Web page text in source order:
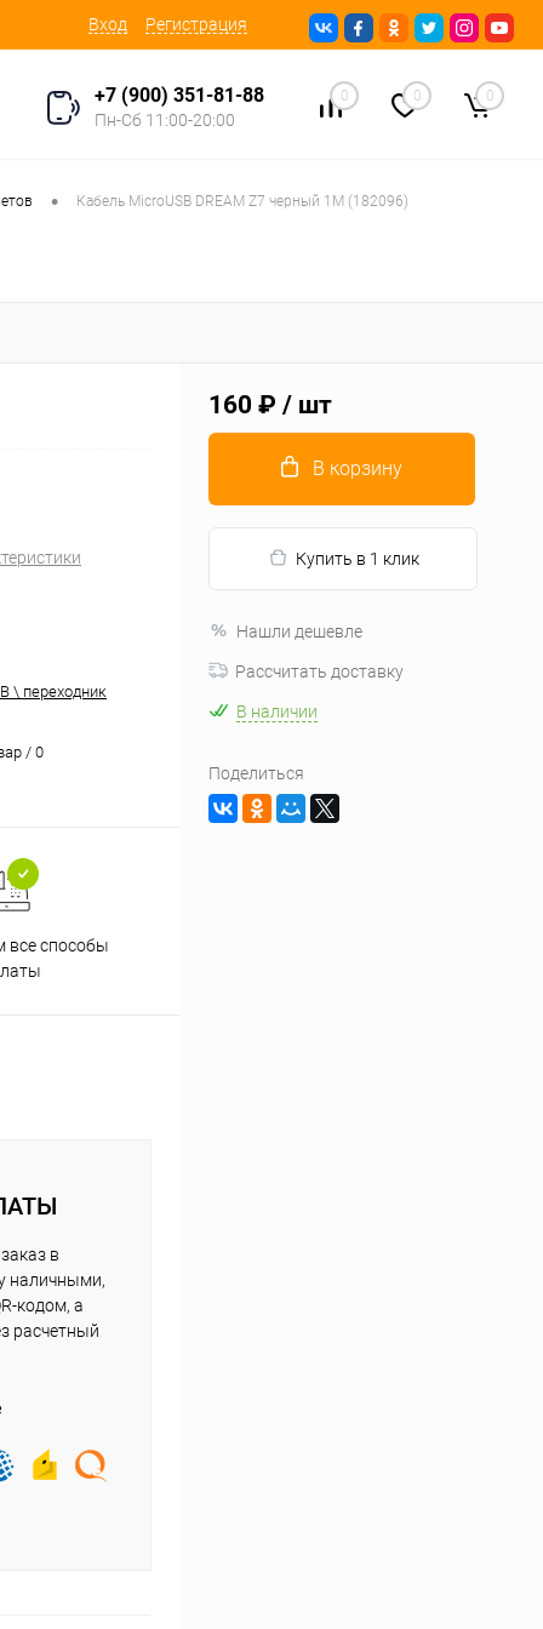
Вход Регистрация
+7 (900) 351-81-88
Пн-Сб 11:00-20:00
0 0 0
• Кабель MicroUSB DREAM Z7 черный 1M (182096)
\ переходник
/ 0
все способы
в
наличными,
кодом, а
расчетный
160 ₽ / шт
В корзину
Купить в 1 клик
Нашли дешевле
Рассчитать доставку
В наличии
Поделиться